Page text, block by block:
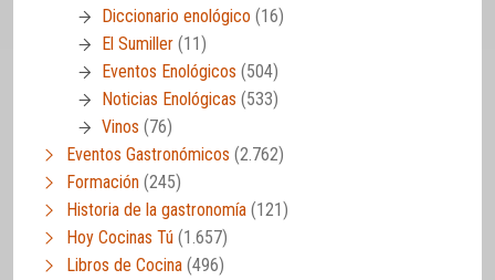
Diccionario enológico (16)
El Sumiller (11)
Eventos Enológicos (504)
Noticias Enológicas (533)
Vinos (76)
Eventos Gastronómicos (2.762)
Formación (245)
Historia de la gastronomía (121)
Hoy Cocinas Tú (1.657)
Libros de Cocina (496)